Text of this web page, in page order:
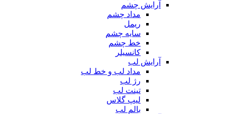
آرایش چشم
مداد چشم
ریمل
سایه چشم
خط چشم
کانسیلر
آرایش لب
مداد لب و خط لب
رژ لب
تینت لب
لیپ گلاس
بالم لب